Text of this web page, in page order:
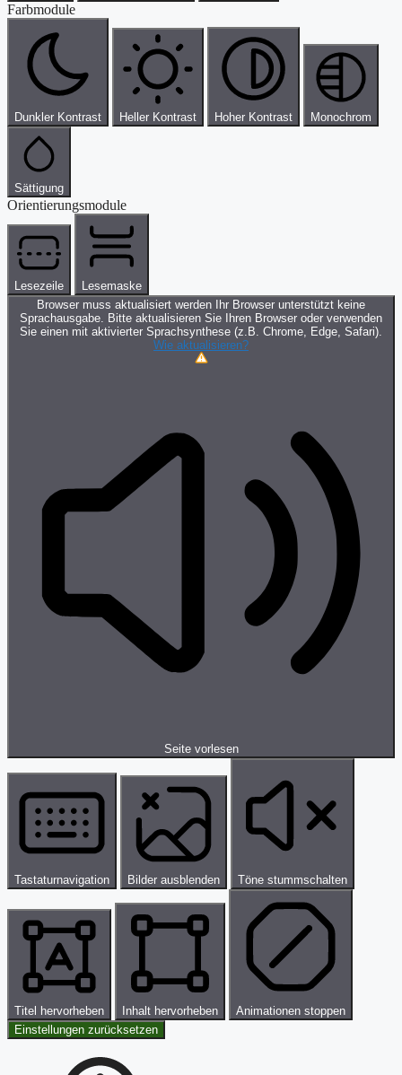
Farbmodule
Dunkler Kontrast Heller Kontrast Hoher Kontrast Monochrom
Sättigung
Orientierungsmodule
Lesezeile
Lesemaske
Browser muss aktualisiert werden
Ihr Browser unterstützt keine
Sprachausgabe. Bitte aktualisieren Sie Ihren Browser oder verwenden
Sie einen mit aktivierter Sprachsynthese (z.B. Chrome, Edge, Safari).
Wie aktualisieren?
Seite vorlesen
Tastaturnavigation Bilder ausblenden Töne stummschalten
Titel hervorheben Inhalt hervorheben
Animationen stoppen
Einstellungen zurücksetzen